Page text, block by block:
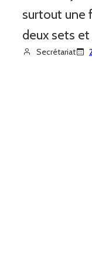
surtout une
deux sets et
Secrétariat